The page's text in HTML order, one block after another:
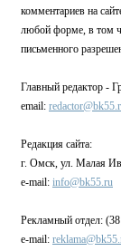
комментариев на
любой форме, в том
письменного
Главный редактор -
email:
Редакция сайта:
г. Омск, ул. Малая
e-mail: info@bk55.ru
Рекламный отдел:
e-mail: